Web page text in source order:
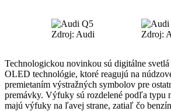
Zdroj: Audi Zdroj:
Technologickou novinkou sú digitálne svetlá
OLED technológie, ktoré reagujú na
premietaním výstražných symbolov pre
premávky. Výfuky sú rozdelené podľa typu
majú výfuky na ľavej strane, zatiaľ čo